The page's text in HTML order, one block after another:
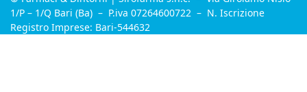
1/P – 1/Q Bari (Ba) – P.iva 07264600722 – N. Iscrizione
Registro Imprese: Bari-544632